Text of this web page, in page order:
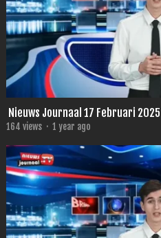
Nieuws Journaal 17 Februari 2025
164 views · 1 year ago